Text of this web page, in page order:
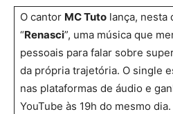
O cantor MC Tuto lança, nesta
“Renasci”, uma música que
pessoais para falar sobre
da própria trajetória. O single
nas plataformas de áudio e
YouTube às 19h do mesmo